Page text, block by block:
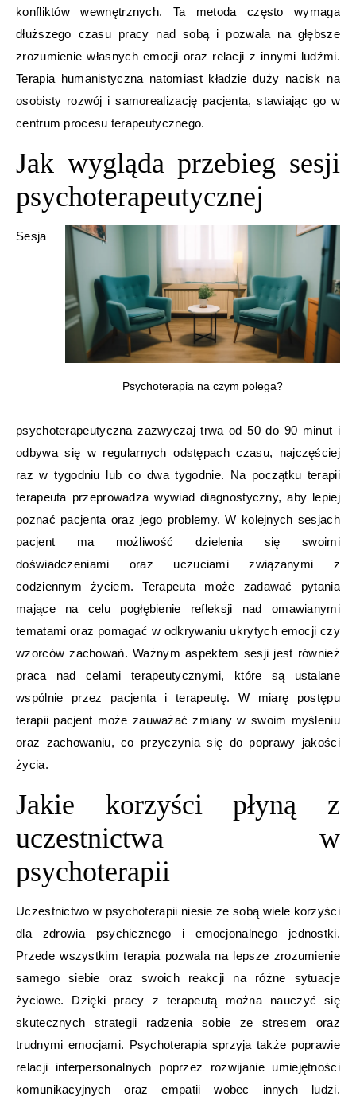
konfliktów wewnętrznych. Ta metoda często wymaga
dłuższego czasu pracy nad sobą i pozwala na głębsze
zrozumienie własnych emocji oraz relacji z innymi ludźmi.
Terapia humanistyczna natomiast kładzie duży nacisk na
osobisty rozwój i samorealizację pacjenta, stawiając go w
centrum procesu terapeutycznego.
Jak wygląda przebieg sesji
psychoterapeutycznej
Psychoterapia na czym polega?
Sesja
psychoterapeutyczna zazwyczaj trwa od 50 do 90 minut i
odbywa się w regularnych odstępach czasu, najczęściej
raz w tygodniu lub co dwa tygodnie. Na początku terapii
terapeuta przeprowadza wywiad diagnostyczny, aby lepiej
poznać pacjenta oraz jego problemy. W kolejnych sesjach
pacjent ma możliwość dzielenia się swoimi
doświadczeniami oraz uczuciami związanymi z
codziennym życiem. Terapeuta może zadawać pytania
mające na celu pogłębienie refleksji nad omawianymi
tematami oraz pomagać w odkrywaniu ukrytych emocji czy
wzorców zachowań. Ważnym aspektem sesji jest również
praca nad celami terapeutycznymi, które są ustalane
wspólnie przez pacjenta i terapeutę. W miarę postępu
terapii pacjent może zauważać zmiany w swoim myśleniu
oraz zachowaniu, co przyczynia się do poprawy jakości
życia.
Jakie korzyści płyną z
uczestnictwa w
psychoterapii
Uczestnictwo w psychoterapii niesie ze sobą wiele korzyści
dla zdrowia psychicznego i emocjonalnego jednostki.
Przede wszystkim terapia pozwala na lepsze zrozumienie
samego siebie oraz swoich reakcji na różne sytuacje
życiowe. Dzięki pracy z terapeutą można nauczyć się
skutecznych strategii radzenia sobie ze stresem oraz
trudnymi emocjami. Psychoterapia sprzyja także poprawie
relacji interpersonalnych poprzez rozwijanie umiejętności
komunikacyjnych oraz empatii wobec innych ludzi.